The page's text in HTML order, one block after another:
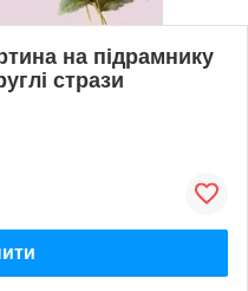
на підрамнику
стрази